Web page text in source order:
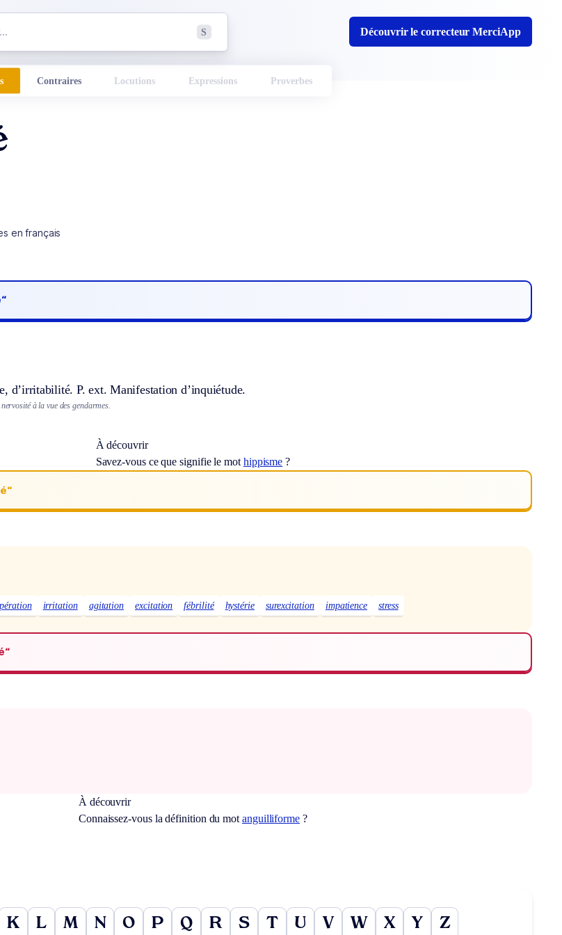
S Découvrir le correcteur MerciApp
Contraires Locutions Expressions Proverbes
en français
d’irritabilité. P. ext. Manifestation d’inquiétude.
à la vue des gendarmes.
À découvrir
Savez-vous ce que signifie le mot hippisme ?
irritation agitation excitation fébrilité hystérie surexcitation impatience stress
À découvrir
Connaissez-vous la définition du mot anguilliforme?
K L M N O P Q R S T U V W X Y Z